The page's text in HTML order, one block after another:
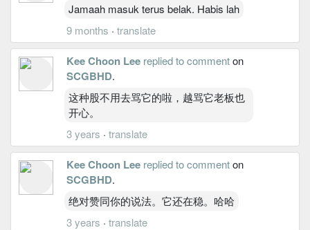
Jamaah masuk terus belak. Habis lah
9 months · translate
Kee Choon Lee replied to commenton
SCGBHD.
这种股不用去骂它的啦，越骂它老板也
开心。
3 years · translate
Kee Choon Lee replied to commenton
SCGBHD.
绝对赞同你的说法。它还在稳。哈哈
3 years · translate